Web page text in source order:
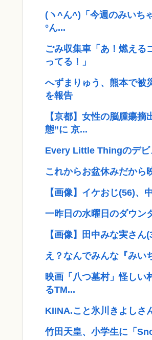
(ヽ^ん^)「今週のみいち
°ん...
ごみ収集車「あ！燃える
ってる！」
へずまりゅう、熊本で被
を報告
【京都】女性の脳腫瘍
態”に 京...
Every Little Thingのデビ
これからお盆休みだから
【画像】イケおじ(56)
一昨日の水曜日のダウン
【画像】田中みな実さ
え？なんでみんな『みい
映画「八つ墓村」怪しい
るTM...
KIINA.こと氷川きよしさ
竹田天皇、小学生に「